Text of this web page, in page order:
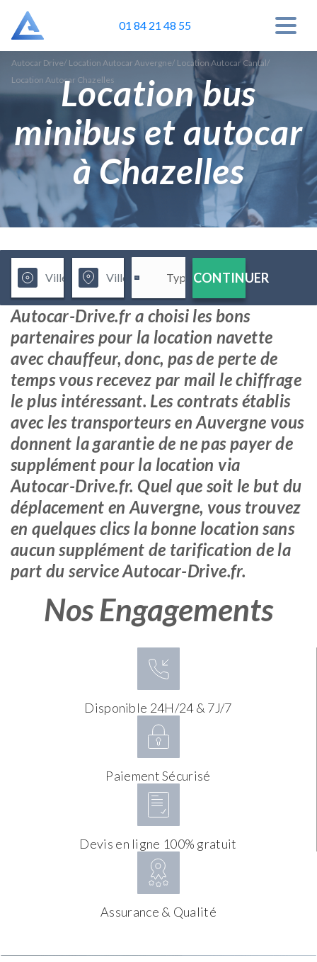
01 84 21 48 55
Autocar Drive/ Location Autocar Auvergne/ Location Autocar Cantal/
Location Autocar Chazelles
Location bus
minibus et autocar
à Chazelles
CONTINUER
Autocar-Drive.fr a choisi les bons
partenaires pour la location navette
avec chauffeur, donc, pas de perte de
temps vous recevez par mail le chiffrage
le plus intéressant. Les contrats établis
avec les transporteurs en Auvergne vous
donnent la garantie de ne pas payer de
supplément pour la location via
Autocar-Drive.fr. Quel que soit le but du
déplacement en Auvergne, vous trouvez
en quelques clics la bonne location sans
aucun supplément de tarification de la
part du service Autocar-Drive.fr.
Nos Engagements
Disponible 24H/24 & 7J/7
Paiement Sécurisé
Devis en ligne 100% gratuit
Assurance & Qualité